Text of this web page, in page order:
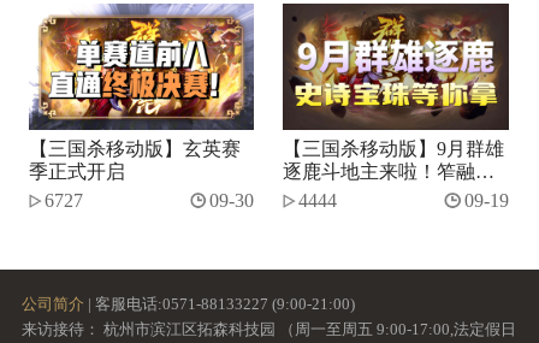
【三国杀移动版】玄英赛
季正式开启
6727
09-30
【三国杀移动版】9月群雄
逐鹿斗地主来啦！笮融、
势张燕加入将池~
4444 09-19
公司简介 | 客服电话:0571-88133227 (9:00-21:00)
来访接待： 杭州市滨江区拓森科技园 （周一至周五 9:00-17:00,法定假日